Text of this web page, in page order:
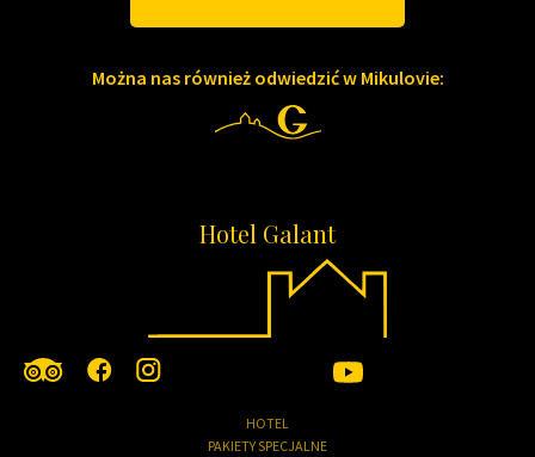
Można nas również odwiedzić w Mikulovie:
Hotel Galant
HOTEL
PAKIETY SPECJALNE